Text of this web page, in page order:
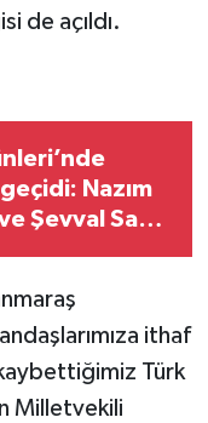
de açıldı.
Nazım
Şevval Sam
ithaf
Türk
Milletvekili